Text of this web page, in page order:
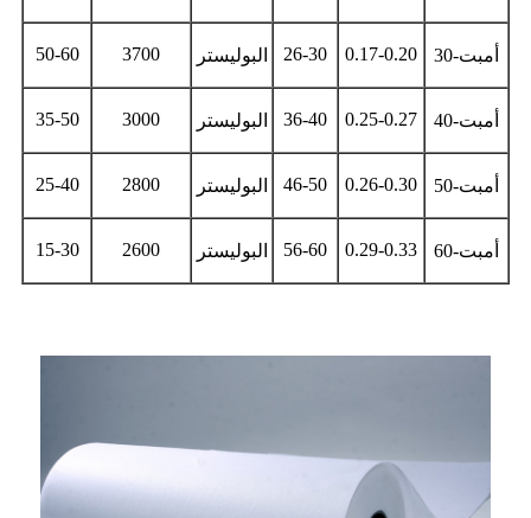
أمبت-30 0.17-0.20
26-30 البوليستر 3700
50-60
أمبت-40 0.25-0.27
36-40 البوليستر 3000
35-50
أمبت-50 0.26-0.30
46-50 البوليستر 2800
25-40
أمبت-60 0.29-0.33
56-60 البوليستر 2600
15-30